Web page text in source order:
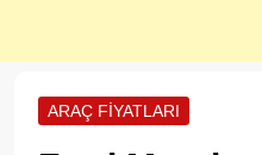
ARAÇ FIYATLARI